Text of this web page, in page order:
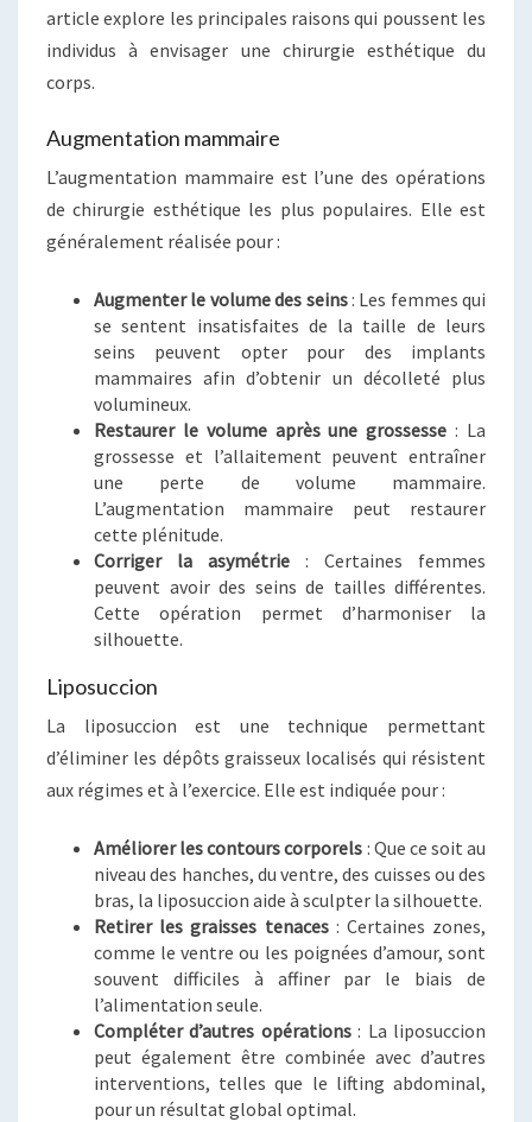
article explore les principales raisons qui poussent les
individus à envisager une chirurgie esthétique du
corps.
Augmentation mammaire
L’augmentation mammaire est l’une des opérations
de chirurgie esthétique les plus populaires. Elle est
généralement réalisée pour :
Augmenter le volume des seins: Les femmes qui
se sentent insatisfaites de la taille de leurs
seins peuvent opter pour des implants
mammaires afin d’obtenir un décolleté plus
volumineux.
Restaurer le volume après une grossesse : La
grossesse et l’allaitement peuvent entraîner
une perte de volume mammaire.
L’augmentation mammaire peut restaurer
cette plénitude.
Corriger la asymétrie : Certaines femmes
peuvent avoir des seins de tailles différentes.
Cette opération permet d’harmoniser la
silhouette.
Liposuccion
La liposuccion est une technique permettant
d’éliminer les dépôts graisseux localisés qui résistent
aux régimes et à l’exercice. Elle est indiquée pour :
Améliorer les contours corporels : Que ce soit au
niveau des hanches, du ventre, des cuisses ou des
bras, la liposuccion aide à sculpter la silhouette.
Retirer les graisses tenaces: Certaines zones,
comme le ventre ou les poignées d’amour, sont
souvent difficiles à affiner par le biais de
l’alimentation seule.
Compléter d’autres opérations: La liposuccion
peut également être combinée avec d’autres
interventions, telles que le lifting abdominal,
pour un résultat global optimal.